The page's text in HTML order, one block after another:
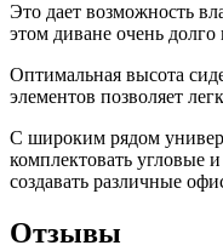
Это дает возможность
этом диване очень
Оптимальная высота
элементов позволяет
С широким рядом
комплектовать угловые
создавать различные
Отзывы